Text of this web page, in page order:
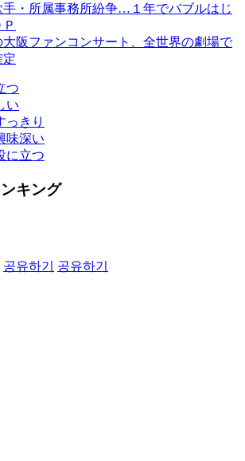
手・所属事務所紛争…１年でバブルはじ
大阪ファンコンサート、全世界の劇場で
定
つ
い
っきり
味深い
に立つ
キング
공유하기 공유하기